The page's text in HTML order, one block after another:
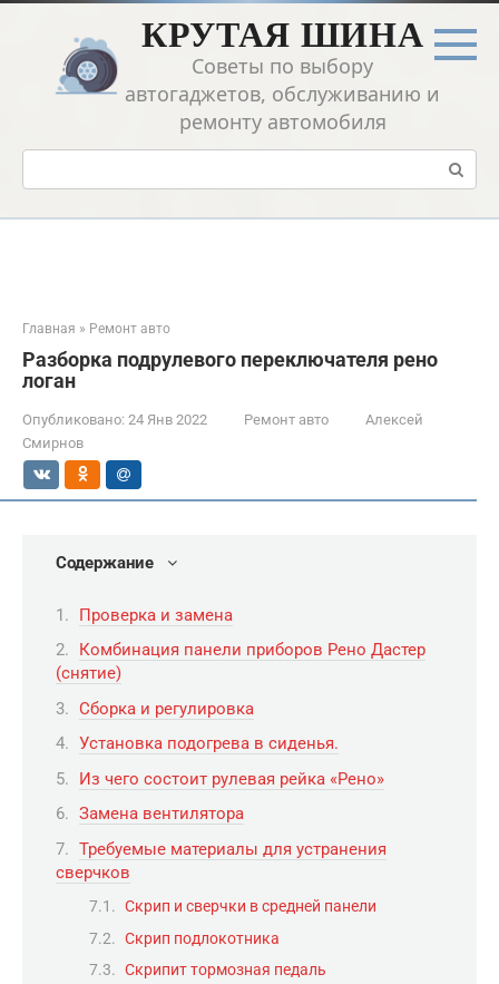
Перейти
контенту
КРУТАЯ ШИНА
Советы по выбору
автогаджетов, обслуживанию и
ремонту автомобиля
Поиск:
Главная » Ремонт авто
Разборка подрулевого переключателя рено
логан
Опубликовано: 24 Янв 2022 Ремонт авто
Алексей
Смирнов
Содержание
Проверка и замена
Комбинация панели приборов Рено Дастер
(снятие)
Сборка и регулировка
Установка подогрева в сиденья.
Из чего состоит рулевая рейка «Рено»
Замена вентилятора
Требуемые материалы для устранения
сверчков
Скрип и сверчки в средней панели
Скрип подлокотника
Скрипит тормозная педаль